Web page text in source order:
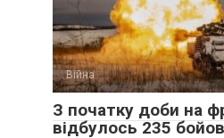
Війна
З початку доби на
відбулось 235